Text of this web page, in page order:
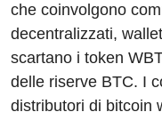
che coinvolgono
decentralizzati,
scartano i token
delle riserve BTC. I
distributori di bitcoin